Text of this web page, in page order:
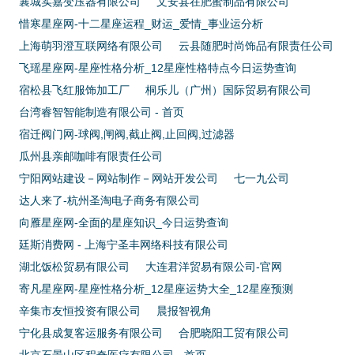
惜寒星座网-十二星座运程_财运_爱情_事业运分析
上海萌羽澄互联网络有限公司
云县随肥时尚饰品有限责任公司
飞瑶星座网-星座性格分析_12星座性格特点今日运势查询
宿松县飞红服饰加工厂
桐乐儿（广州）国际贸易有限公司
台湾睿智智能制造有限公司 - 首页
宿迁阀门网-球阀,闸阀,截止阀,止回阀,过滤器
瓜州县亲邮咖啡有限责任公司
宁阳网站建设－网站制作－网站开发公司
七一九公司
达人来了-杭州圣淘电子商务有限公司
向雁星座网-全面的星座知识_今日运势查询
廷斯消费网 - 上海宁圣丰网络科技有限公司
湖北饭松贸易有限公司
大连君洋贸易有限公司-官网
寄凡星座网-星座性格分析_12星座运势大全_12星座预测
辛集市友恒投资有限公司
晨报智视角
宁化县成复客运服务有限公司
合肥晓阳工贸有限公司